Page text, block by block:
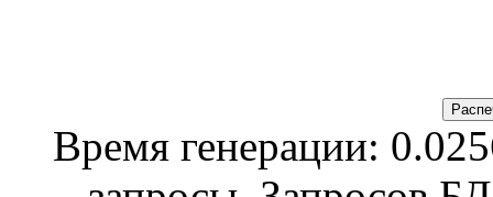
Время генерации: